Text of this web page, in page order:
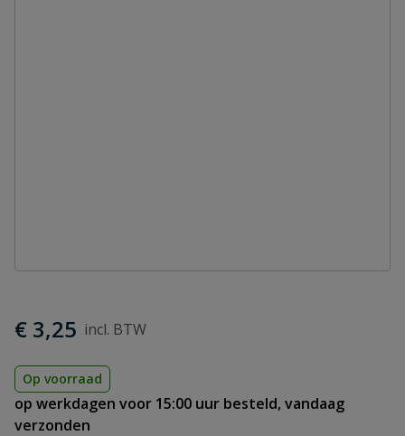
€ 3,25
Op voorraad
op werkdagen voor 15:00 uur besteld, vandaag
verzonden